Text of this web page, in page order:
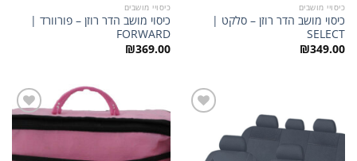
כיסויי מושבים
כיסוי מושב הדר רוזן – סלקט |
SELECT
₪349.00
כיסויי מושבים
כיסוי מושב הדר רוזן – פורוורד |
FORWARD
₪369.00
לרשימת